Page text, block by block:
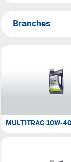
Branches
MULTITRAC 10W-